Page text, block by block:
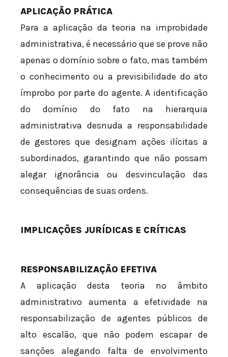
APLICAÇÃO PRÁTICA
Para a aplicação da teoria na improbidade
administrativa, é necessário que se prove não
apenas o domínio sobre o fato, mas também
o conhecimento ou a previsibilidade do ato
ímprobo por parte do agente. A identificação
do domínio do fato na hierarquia
administrativa desnuda a responsabilidade
de gestores que designam ações ilícitas a
subordinados, garantindo que não possam
alegar ignorância ou desvinculação das
consequências de suas ordens.
IMPLICAÇÕES JURÍDICAS E CRÍTICAS
RESPONSABILIZAÇÃO EFETIVA
A aplicação desta teoria no âmbito
administrativo aumenta a efetividade na
responsabilização de agentes públicos de
alto escalão, que não podem escapar de
sanções alegando falta de envolvimento